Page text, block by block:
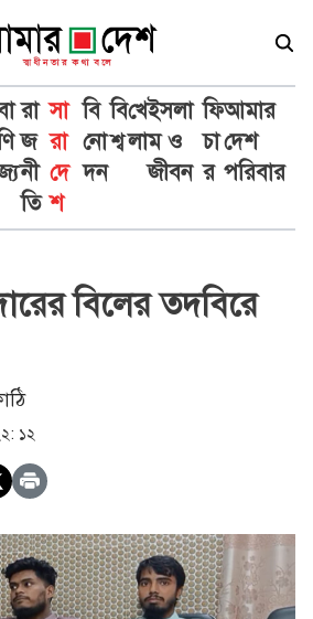
রা
জ
নী
তি
সা
রা
দে
শ
বি
নো
দন
বি
শ্ব
খে
লা
ইসলা
ম ও
জীবন
ফি
চা
র
আমার
দেশ
পরিবার
বিলের তদবিরে
১২